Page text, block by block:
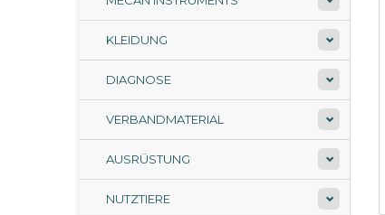
KLEIDUNG
DIAGNOSE
VERBANDMATERIAL
AUSRÜSTUNG
NUTZTIERE